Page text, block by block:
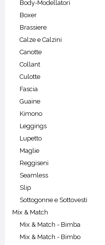
Body-Modellatori
Boxer
Brassiere
Calze e Calzini
Canotte
Collant
Culotte
Fascia
Guaine
Kimono
Leggings
Lupetto
Maglie
Reggiseni
Seamless
Slip
Sottogonne e Sottovesti
Mix & Match
Mix & Match - Bimba
Mix & Match - Bimbo